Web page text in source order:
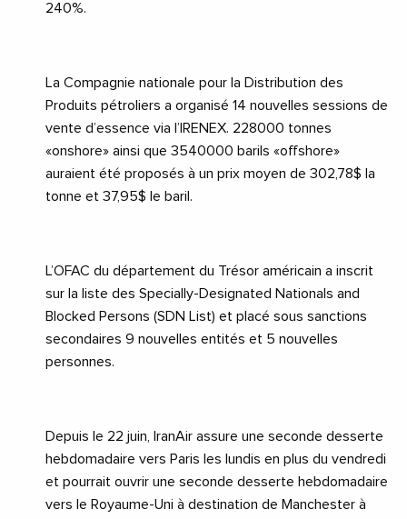
240%.
La Compagnie nationale pour la Distribution des
Produits pétroliers a organisé 14 nouvelles sessions de
vente d’essence via l’IRENEX. 228000 tonnes
«onshore» ainsi que 3540000 barils «offshore»
auraient été proposés à un prix moyen de 302,78$ la
tonne et 37,95$ le baril.
L’OFAC du département du Trésor américain a inscrit
sur la liste des Specially-Designated Nationals and
Blocked Persons (SDN List) et placé sous sanctions
secondaires 9 nouvelles entités et 5 nouvelles
personnes.
Depuis le 22 juin, IranAir assure une seconde desserte
hebdomadaire vers Paris les lundis en plus du vendredi
et pourrait ouvrir une seconde desserte hebdomadaire
vers le Royaume-Uni à destination de Manchester à